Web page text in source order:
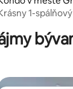
4,86 z
1-